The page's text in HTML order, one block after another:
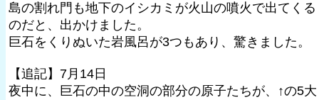
島の割れ門も地下のイシカミが火山の噴火で出てくる
のだと、出かけました。
巨石をくりぬいた岩風呂が3つもあり、驚きました。
【追記】7月14日
夜中に、巨石の中の空洞の部分の原子たちが、↑の5大